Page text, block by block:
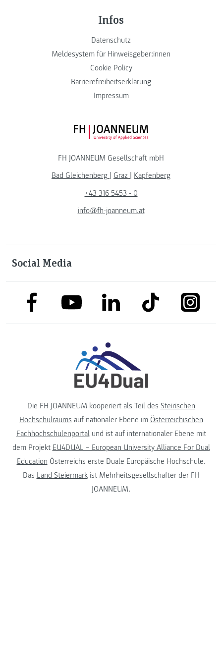
Infos
Datenschutz
Meldesystem für Hinweisgeber:innen
Cookie Policy
Barrierefreiheitserklärung
Impressum
FH JOANNEUM Logo
FH JOANNEUM Gesellschaft mbH
Bad Gleichenberg
Graz
Kapfenberg
+43 316 5453 - 0
info@fh-joanneum.at
Social Media
link to facebooklink to youtubelink to linkedinlink to tiktok
Die FH JOANNEUM kooperiert als Teil des Steirischen
Hochschulraums auf nationaler Ebene im Österreichischen
Fachhochschulenportalund ist auf internationaler Ebene mit
dem Projekt EU4DUAL – European University Alliance For Dual
Education Österreichs erste Duale Europäische Hochschule.
Das Land Steiermarkist Mehrheitsgesellschafter der FH
JOANNEUM.